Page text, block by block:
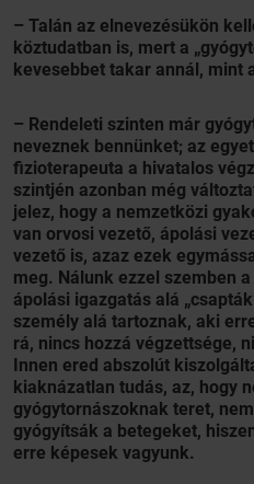
– Talán az elnevezésükön
köztudatban is, mert a
kevesebbet takar annál, mint
– Rendeleti szinten már
neveznek bennünket; az
fizioterapeuta a hivatalos
szintjén azonban még
jelez, hogy a nemzetközi
van orvosi vezető, ápolási
vezető is, azaz ezek
meg. Nálunk ezzel szemben
ápolási igazgatás alá
személy alá tartoznak, aki
rá, nincs hozzá végzettsége,
Innen ered abszolút
kiaknázatlan tudás, az, hogy
gyógytornászoknak teret,
gyógyítsák a betegeket,
erre képesek vagyunk.